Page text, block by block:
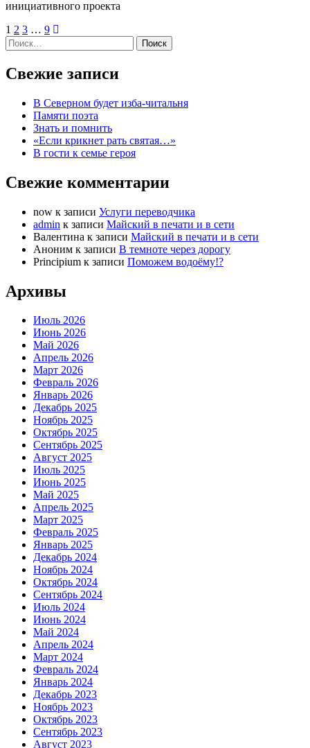
инициативного проекта
1 2 3 … 9
Найти:
Свежие записи
В Северном будет изба-читальня
Памяти поэта
Знать и помнить
«Если крикнет рать святая…»
В гости к семье героя
Свежие комментарии
now к записи Услуги переводчика
admin к записи Майский в печати и в сети
Валентина к записи Майский в печати и в сети
Аноним к записи В темноте через дорогу
Principium к записи Поможем водоёму!?
Архивы
Июль 2026
Июнь 2026
Май 2026
Апрель 2026
Март 2026
Февраль 2026
Январь 2026
Декабрь 2025
Ноябрь 2025
Октябрь 2025
Сентябрь 2025
Август 2025
Июль 2025
Июнь 2025
Май 2025
Апрель 2025
Март 2025
Февраль 2025
Январь 2025
Декабрь 2024
Ноябрь 2024
Октябрь 2024
Сентябрь 2024
Июль 2024
Июнь 2024
Май 2024
Апрель 2024
Март 2024
Февраль 2024
Январь 2024
Декабрь 2023
Ноябрь 2023
Октябрь 2023
Сентябрь 2023
Август 2023